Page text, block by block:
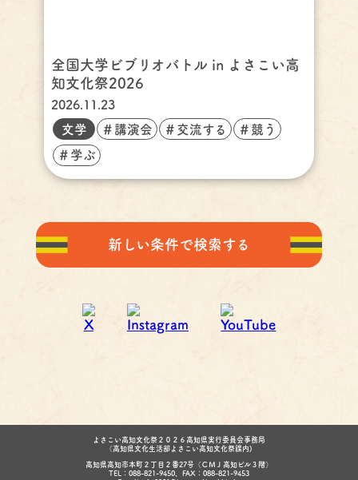
全国大学ビブリオバトル in よさこい高
知文化祭2026
2026.11.23
文学
＃講演会 ＃交流する ＃競う
＃学ぶ
新しい条件で検索する
よさこい高知文化祭２０２６高知県実行委員会事務局
（高知県文化生活部よさこい高知文化祭課内)
高知県高知市本町２丁目２番27号（ＣＭＪ高知ビル３階）
TEL：088-821-9450、FAX：088-821-9453